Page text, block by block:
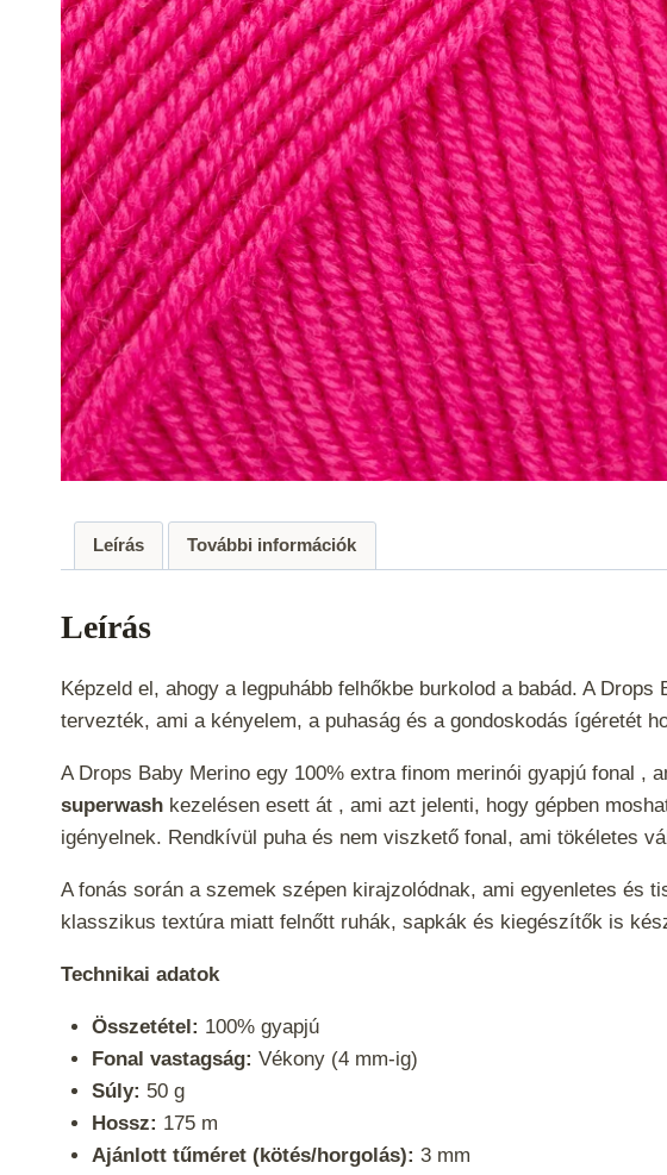
Leírás További információk
Leírás
Képzeld el, ahogy a legpuhább felhőkbe burkolod a babád. A
tervezték, ami a kényelem, a puhaság és a gondoskodás ígéretét
A Drops Baby Merino egy 100% extra finom merinói gyapjú fonal ,
superwash kezelésen esett át , ami azt jelenti, hogy gépben
igényelnek. Rendkívül puha és nem viszkető fonal, ami tökéletes
A fonás során a szemek szépen kirajzolódnak, ami egyenletes és
klasszikus textúra miatt felnőtt ruhák, sapkák és kiegészítők is
Technikai adatok
Összetétel: 100% gyapjú
Fonal vastagság: Vékony (4 mm-ig)
Súly: 50 g
Hossz: 175 m
Ajánlott tűméret (kötés/horgolás): 3 mm